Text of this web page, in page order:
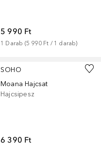
5 990 Ft
1 Darab (5 990 Ft / 1 darab)
SOHO
Moana Hajcsat
Hajcsipesz
6 390 Ft